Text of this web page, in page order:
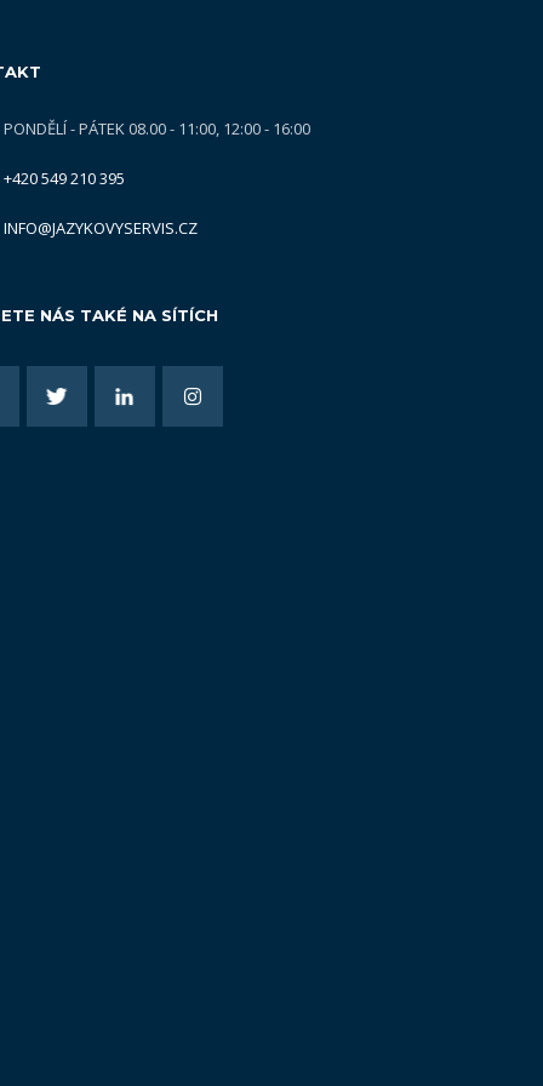
PONDĚLÍ - PÁTEK 08.00 - 11:00, 12:00 - 16:00
+420 549 210 395
INFO@JAZYKOVYSERVIS.CZ
NÁS TAKÉ NA SÍTÍCH